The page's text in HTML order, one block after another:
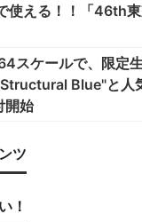
使える！！「46th
スケールで、限定
Blue"と人
開始
ツ
！